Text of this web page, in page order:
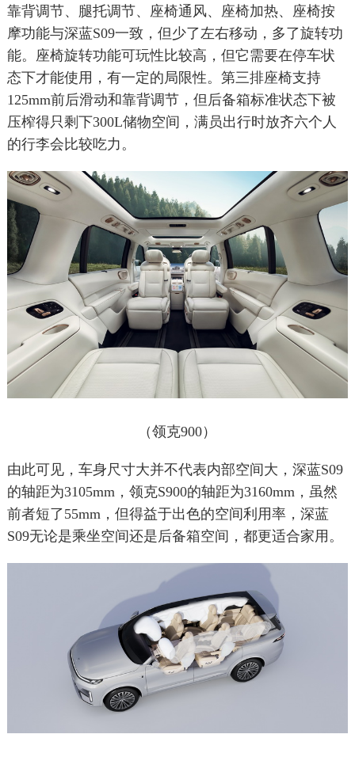
靠背调节、腿托调节、座椅通风、座椅加热、座椅按
摩功能与深蓝S09一致，但少了左右移动，多了旋转功
能。座椅旋转功能可玩性比较高，但它需要在停车状
态下才能使用，有一定的局限性。第三排座椅支持
125mm前后滑动和靠背调节，但后备箱标准状态下被
压榨得只剩下300L储物空间，满员出行时放齐六个人
的行李会比较吃力。
（领克900）
由此可见，车身尺寸大并不代表内部空间大，深蓝S09
的轴距为3105mm，领克S900的轴距为3160mm，虽然
前者短了55mm，但得益于出色的空间利用率，深蓝
S09无论是乘坐空间还是后备箱空间，都更适合家用。